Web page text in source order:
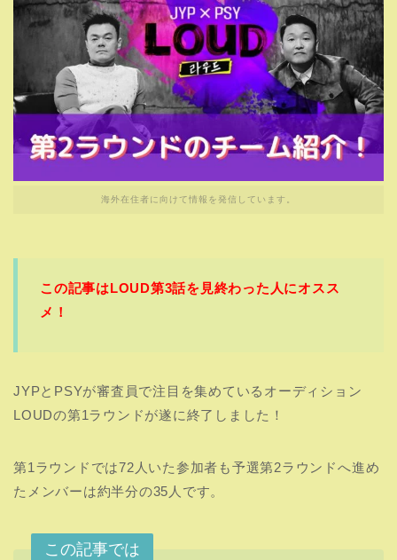
海外在住者に向けて情報を発信しています。
この記事はLOUD第3話を見終わった人にオスス
メ！
JYPとPSYが審査員で注目を集めているオーディション
LOUDの第1ラウンドが遂に終了しました！
第1ラウンドでは72人いた参加者も予選第2ラウンドへ進め
たメンバーは約半分の35人です。
この記事では